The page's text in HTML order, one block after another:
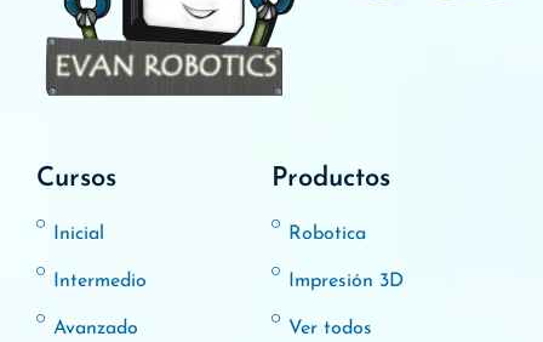
Cursos
Inicial
Intermedio
Avanzado
Productos
Robotica
Impresión 3D
Ver todos